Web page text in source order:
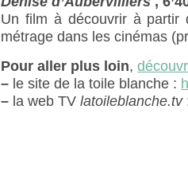
Un film à découvrir à partir
métrage dans les cinémas
Pour aller plus loin,
– le site de la toile blanche :
– la web TVlatoileblanche.tv